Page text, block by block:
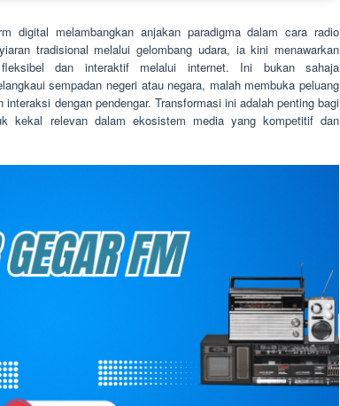
digital melambangkan anjakan paradigma dalam cara radio
tradisional melalui gelombang udara, ia kini menawarkan
dan interaktif melalui internet. Ini bukan sahaja
sempadan negeri atau negara, malah membuka peluang
dengan pendengar. Transformasi ini adalah penting bagi
kekal relevan dalam ekosistem media yang kompetitif dan